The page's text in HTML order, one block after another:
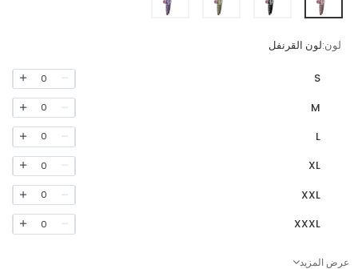
لون:لون القرنفل
S
0
M
0
L
0
XL
0
XXL
0
XXXL
0
عرض المزيد